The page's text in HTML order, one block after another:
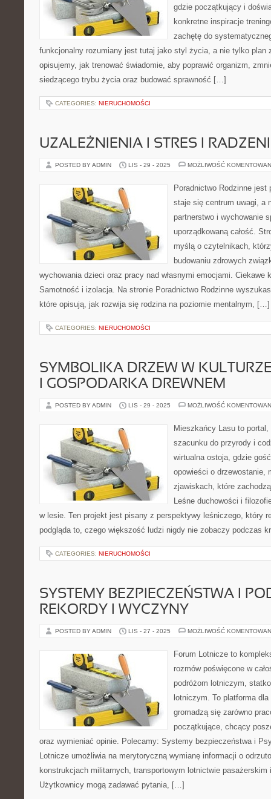
gdzie początkujący i
konkretne inspiracje
zachętę do
funkcjonalny rozumiany jest tutaj jako styl życia, a nie tylko plan
opisujemy, jak trenować świadomie, aby poprawić organizm,
siedzącego trybu życia oraz budować sprawność […]
CATEGORIES: NIERUCHOMOŚCI
UZALEŻNIENIA I STRES I
POSTED BY ADMIN LIS - 29 - 2025 MOŻLIWOŚĆ
Poradnictwo Rodzinne
staje się centrum uwagi, a
partnerstwo i wychowanie
uporządkowaną całość.
myślą o czytelnikach,
budowaniu zdrowych
wychowania dzieci oraz pracy nad własnymi emocjami. Ciekawe
Samotność i izolacja. Na stronie Poradnictwo Rodzinne
które opisują, jak rozwija się rodzina na poziomie mentalnym, […]
CATEGORIES: NIERUCHOMOŚCI
SYMBOLIKA DRZEW W
I GOSPODARKA DREWNEM
POSTED BY ADMIN LIS - 29 - 2025 MOŻLIWOŚĆ
Mieszkańcy Lasu to portal,
szacunku do przyrody i
wirtualna ostoja, gdzie
opowieści o drzewostanie,
zjawiskach, które
Leśne duchowości i
w lesie. Ten projekt jest pisany z perspektywy leśniczego, który
podgląda to, czego większość ludzi nigdy nie zobaczy podczas
CATEGORIES: NIERUCHOMOŚCI
SYSTEMY BEZPIECZEŃSTWA I
REKORDY I WYCZYNY
POSTED BY ADMIN LIS - 27 - 2025 MOŻLIWOŚĆ
Forum Lotnicze to
rozmów poświęcone w
podróżom lotniczym,
lotniczym. To platforma
gromadzą się zarówno
początkujące, chcący
oraz wymieniać opinie. Polecamy: Systemy bezpieczeństwa i
Lotnicze umożliwia na merytoryczną wymianę informacji o
konstrukcjach militarnych, transportowym lotnictwie pasażerskim
Użytkownicy mogą zadawać pytania, […]